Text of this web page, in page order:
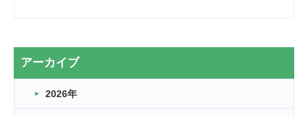
2026.03.20
なぎなた
2026.03.16
アーカイブ
2026年